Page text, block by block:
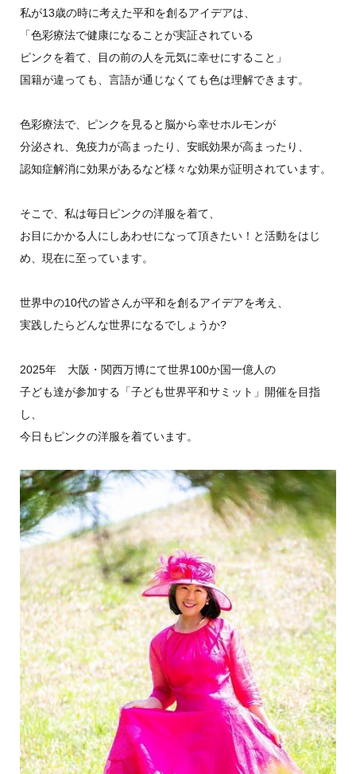
私が13歳の時に考えた平和を創るアイデアは、
「色彩療法で健康になることが実証されている
ピンクを着て、目の前の人を元気に幸せにすること」
国籍が違っても、言語が通じなくても色は理解できます。
色彩療法で、ピンクを見ると脳から幸せホルモンが
分泌され、免疫力が高まったり、安眠効果が高まったり、
認知症解消に効果があるなど様々な効果が証明されています。
そこで、私は毎日ピンクの洋服を着て、
お目にかかる人にしあわせになって頂きたい！と活動をはじ
め、現在に至っています。
世界中の10代の皆さんが平和を創るアイデアを考え、
実践したらどんな世界になるでしょうか?
2025年 大阪・関西万博にて世界100か国一億人の
子ども達が参加する「子ども世界平和サミット」開催を目指
し、
今日もピンクの洋服を着ています。